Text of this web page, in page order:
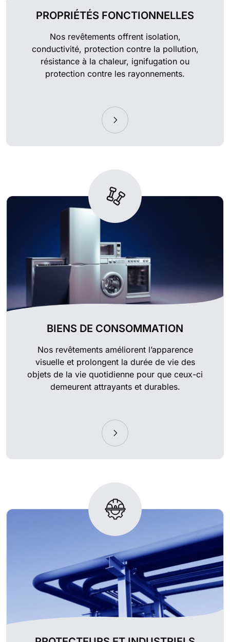
PROPRIÉTÉS FONCTIONNELLES
Nos revêtements offrent isolation,
conductivité, protection contre la pollution,
résistance à la chaleur, ignifugation ou
protection contre les rayonnements.
BIENS DE CONSOMMATION
Nos revêtements améliorent l’apparence
visuelle et prolongent la durée de vie des
objets de la vie quotidienne pour que ceux-ci
demeurent attrayants et durables.